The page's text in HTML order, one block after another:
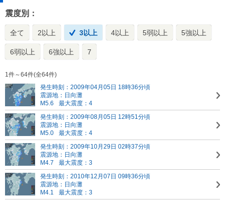
震度別：
全て 2以上 3以上 4以上 5弱以上 5強以上
6弱以上 6強以上 7
1件～64件(全64件)
発生時刻：2009年04月05日 18時36分頃
震源地：日向灘
M5.6
最大震度：4
発生時刻：2009年08月05日 12時51分頃
震源地：日向灘
M5.0
最大震度：4
発生時刻：2009年10月29日 02時37分頃
震源地：日向灘
M4.7
最大震度：3
発生時刻：2010年12月07日 09時36分頃
震源地：日向灘
M4.1
最大震度：3